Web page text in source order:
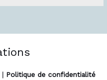
| Politique de confidentialité